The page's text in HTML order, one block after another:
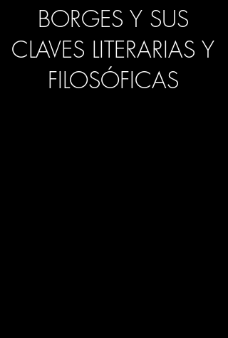
BORGES Y SUS
CLAVES LITERARIAS Y
FILOSÓFICAS